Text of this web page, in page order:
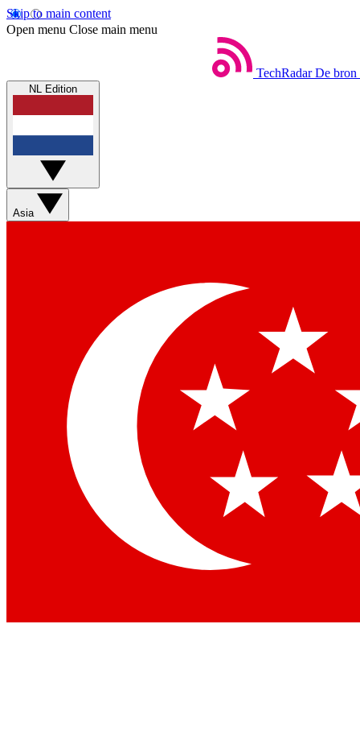
Skip to main content
Open menu Close main menu
TechRadar De bron
NL Edition
Asia